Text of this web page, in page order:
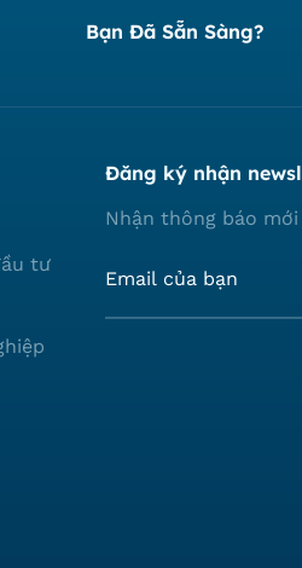
Bạn Đã Sẵn Sàng?
tư
Đăng ký nhận
Nhận thông báo